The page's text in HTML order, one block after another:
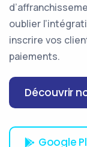
oublier
inscrire vos
paiements.
Découvrir
Google